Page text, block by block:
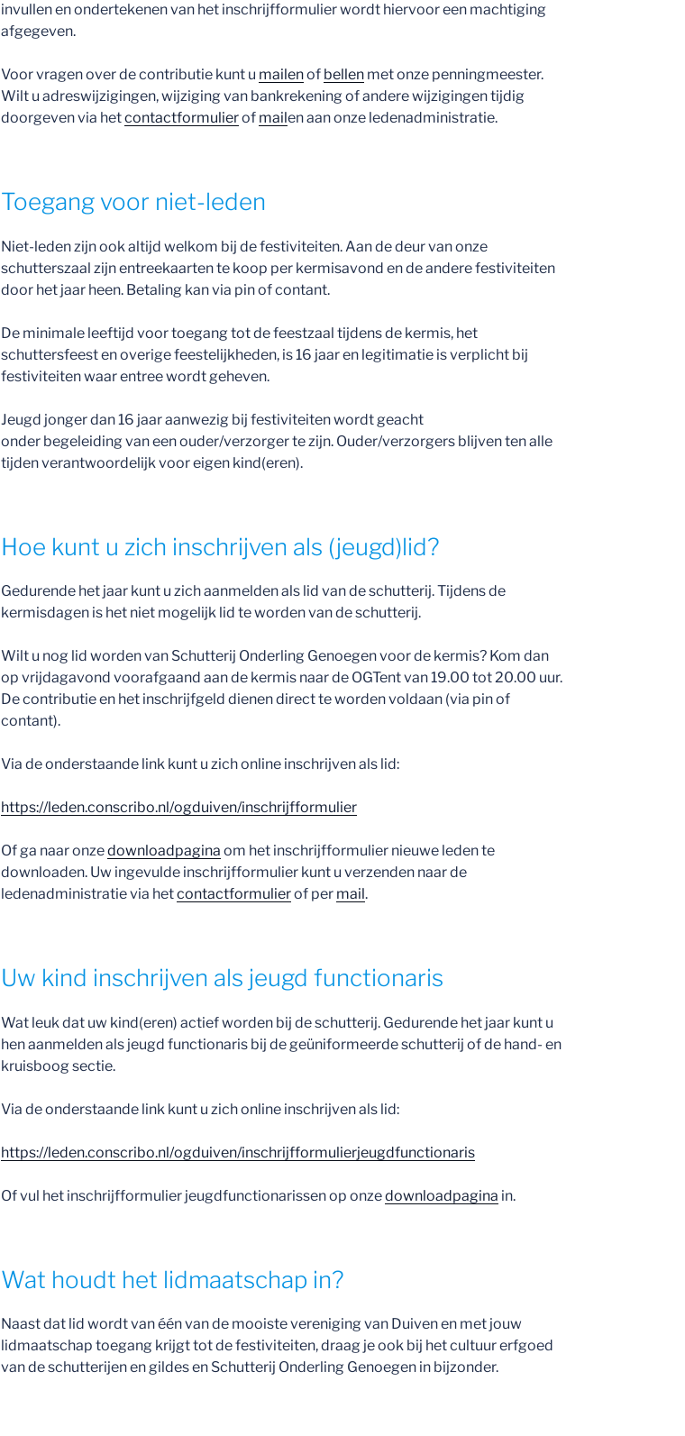
invullen en ondertekenen van het inschrijfformulier wordt hiervoor een machtiging
afgegeven.
Voor vragen over de contributie kunt u mailenof bellen met onze penningmeester.
Wilt u adreswijzigingen, wijziging van bankrekening of andere wijzigingen tijdig
doorgeven via hetcontactformulierof mailen aan onze ledenadministratie.
Toegang voor niet-leden
Niet-leden zijn ook altijd welkom bij de festiviteiten. Aan de deur van onze
schutterszaal zijn entreekaarten te koop per kermisavond en de andere festiviteiten
door het jaar heen. Betaling kan via pin of contant.
De minimale leeftijd voor toegang tot de feestzaal tijdens de kermis, het
schuttersfeest en overige feestelijkheden, is 16 jaar en legitimatie is verplicht bij
festiviteiten waar entree wordt geheven.
Jeugd jonger dan 16 jaar aanwezig bij festiviteiten wordt geacht
onder begeleiding van een ouder/verzorger te zijn. Ouder/verzorgers blijven ten alle
tijden verantwoordelijk voor eigen kind(eren).
Hoe kunt u zich inschrijven als (jeugd)lid?
Gedurende het jaar kunt u zich aanmelden als lid van de schutterij. Tijdens de
kermisdagen is het niet mogelijk lid te worden van de schutterij.
Wilt u nog lid worden van Schutterij Onderling Genoegen voor de kermis? Kom dan
op vrijdagavond voorafgaand aan de kermis naar de OGTent van 19.00 tot 20.00 uur.
De contributie en het inschrijfgeld dienen direct te worden voldaan (via pin of
contant).
Via de onderstaande link kunt u zich online inschrijven als lid:
https://leden.conscribo.nl/ogduiven/inschrijfformulier
Of ga naar onzedownloadpagina om het inschrijfformulier nieuwe leden te
downloaden. Uw ingevulde inschrijfformulier kunt u verzenden naar de
ledenadministratie via hetcontactformulierof per mail.
Uw kind inschrijven als jeugd functionaris
Wat leuk dat uw kind(eren) actief worden bij de schutterij. Gedurende het jaar kunt u
hen aanmelden als jeugd functionaris bij de geüniformeerde schutterij of de hand- en
kruisboog sectie.
Via de onderstaande link kunt u zich online inschrijven als lid:
https://leden.conscribo.nl/ogduiven/inschrijfformulierjeugdfunctionaris
Of vul het inschrijfformulier jeugdfunctionarissen op onzedownloadpagina in.
Wat houdt het lidmaatschap in?
Naast dat lid wordt van één van de mooiste vereniging van Duiven en met jouw
lidmaatschap toegang krijgt tot de festiviteiten, draag je ook bij het cultuur erfgoed
van de schutterijen en gildes en Schutterij Onderling Genoegen in bijzonder.